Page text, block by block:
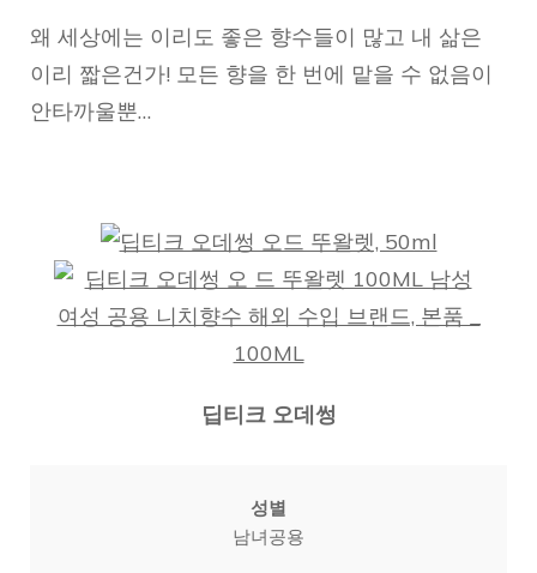
왜 세상에는 이리도 좋은 향수들이 많고 내 삶은
이리 짧은건가! 모든 향을 한 번에 맡을 수 없음이
안타까울뿐…
딥티크 오데썽
성별
남녀공용